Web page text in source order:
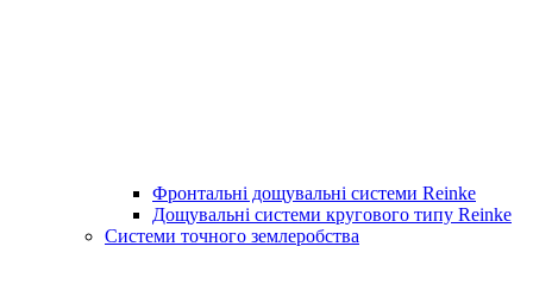
Фронтальні дощувальні системи Reinke
Дощувальні системи кругового типу Reinke
Системи точного землеробства